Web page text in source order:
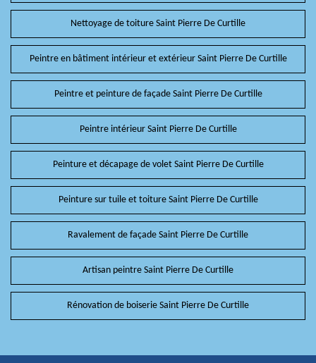
Nettoyage de toiture Saint Pierre De Curtille
Peintre en bâtiment intérieur et extérieur Saint Pierre De Curtille
Peintre et peinture de façade Saint Pierre De Curtille
Peintre intérieur Saint Pierre De Curtille
Peinture et décapage de volet Saint Pierre De Curtille
Peinture sur tuile et toiture Saint Pierre De Curtille
Ravalement de façade Saint Pierre De Curtille
Artisan peintre Saint Pierre De Curtille
Rénovation de boiserie Saint Pierre De Curtille